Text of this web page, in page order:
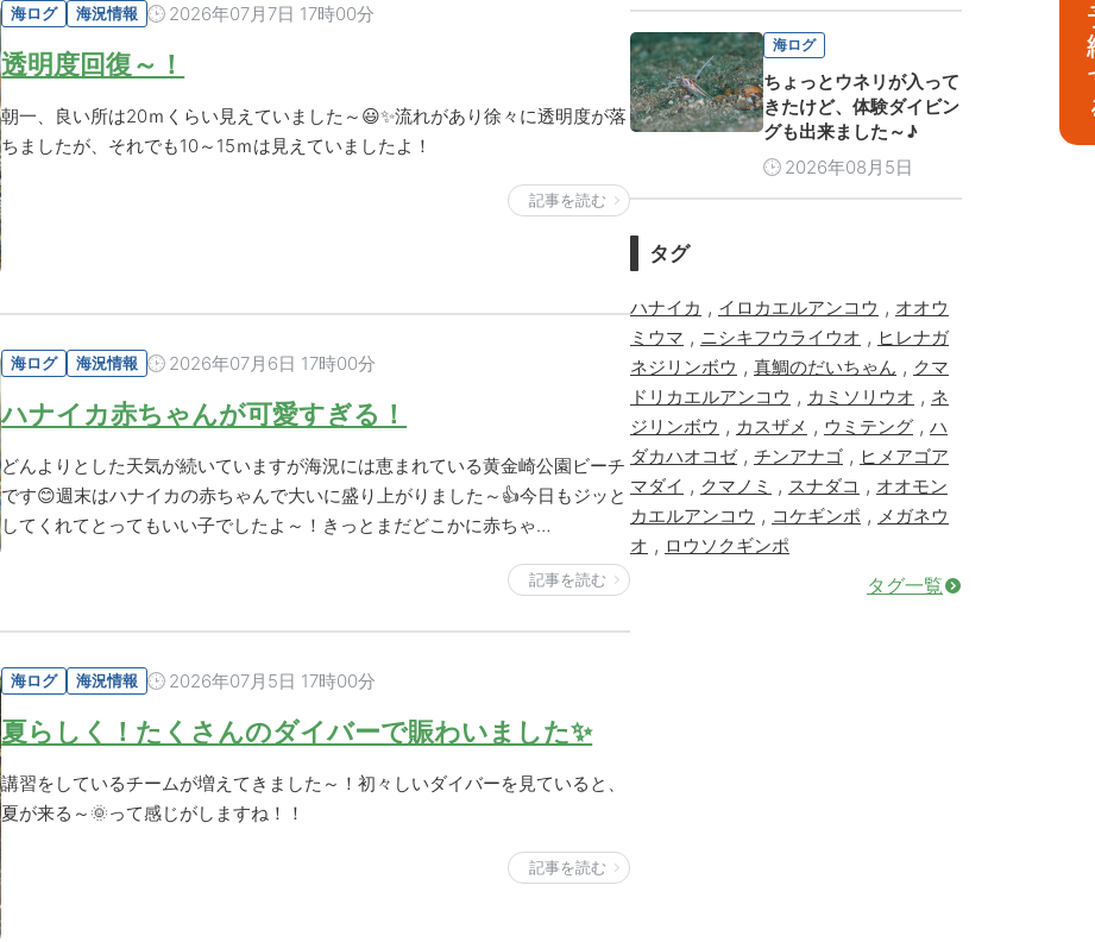
海ログ 海況情報 2026年07月7日 17時00分
透明度回復～！
朝一、良い所は20ｍくらい見えていました～😃✨流れがあり徐々に透明度が落
ちましたが、それでも10～15ｍは見えていましたよ！
記事を読む
海ログ 海況情報 2026年07月6日 17時00分
ハナイカ赤ちゃんが可愛すぎる！
どんよりとした天気が続いていますが海況には恵まれている黄金崎公園ビーチ
です😊週末はハナイカの赤ちゃんで大いに盛り上がりました～👍今日もジッと
してくれてとってもいい子でしたよ～！きっとまだどこかに赤ちゃ…
記事を読む
海ログ 海況情報 2026年07月5日 17時00分
夏らしく！たくさんのダイバーで賑わいました✨
講習をしているチームが増えてきました～！初々しいダイバーを見ていると、
夏が来る～🌞って感じがしますね！！
記事を読む
海ログ
ちょっとウネリが入って
きたけど、体験ダイビン
グも出来ました～♪
2026年08月5日
タグ
ハナイカ , イロカエルアンコウ , オオウ
ミウマ , ニシキフウライウオ , ヒレナガ
ネジリンボウ , 真鯛のだいちゃん , クマ
ドリカエルアンコウ , カミソリウオ , ネ
ジリンボウ , カスザメ , ウミテング , ハ
ダカハオコゼ, チンアナゴ , ヒメアゴア
マダイ , クマノミ , スナダコ , オオモン
カエルアンコウ , コケギンポ , メガネウ
オ , ロウソクギンポ
タグ一覧